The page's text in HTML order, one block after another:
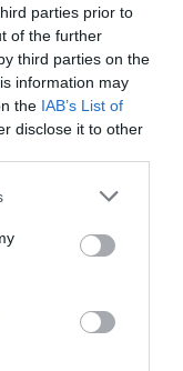
parties prior to
of the further
third parties on the
information may
the IAB’s List of
disclose it to other
21χ14,
Google News